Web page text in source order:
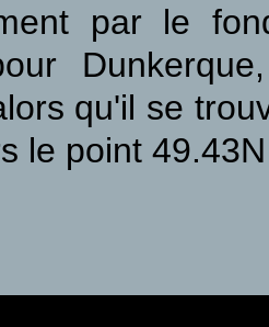
par le
qu'il se
le point